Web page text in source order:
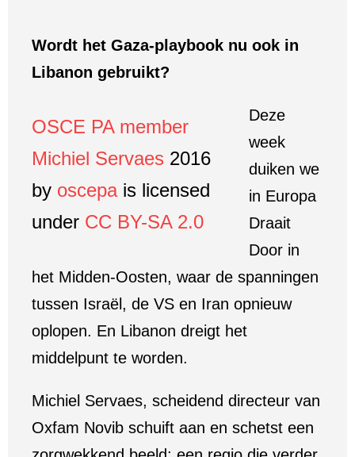
Wordt het Gaza-playbook nu ook in
Libanon gebruikt?
OSCE PA member
Michiel Servaes 2016
by oscepais licensed
under CC BY-SA 2.0
Deze
week
duiken we
in Europa
Draait
Door in
het Midden-Oosten, waar de spanningen
tussen Israël, de VS en Iran opnieuw
oplopen. En Libanon dreigt het
middelpunt te worden.
Michiel Servaes, scheidend directeur van
Oxfam Novib schuift aan en schetst een